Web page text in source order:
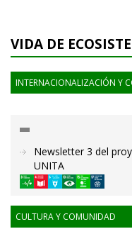
VIDA DE
INTERNACIONALIZACIÓN Y
Newsletter 3 del
UNITA
CULTURA Y COMUNIDAD